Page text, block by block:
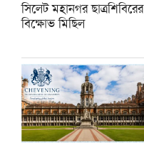
সিলেট মহানগর ছাত্রশিবিরের
বিক্ষোভ মিছিল